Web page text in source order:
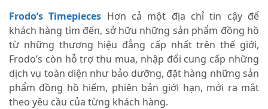
Frodo’s Timepieces Hơn cả một địa chỉ tin cậy để
khách hàng tìm đến, sở hữu những sản phẩm đồng hồ
từ những thương hiệu đẳng cấp nhất trên thế giới,
Frodo’s còn hỗ trợ thu mua, nhập đổi cung cấp những
dịch vụ toàn diện như bảo dưỡng, đặt hàng những sản
phẩm đồng hồ hiếm, phiên bản giới hạn, mới ra mắt
theo yêu cầu của từng khách hàng.